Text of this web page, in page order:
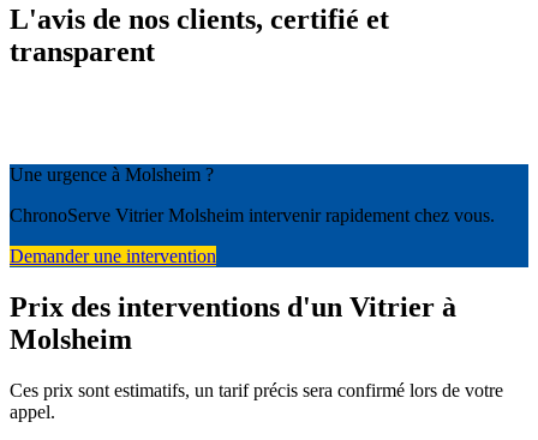
L'avis de nos clients, certifié et
transparent
Une urgence à Molsheim ?
ChronoServe Vitrier Molsheim intervenir rapidement chez vous.
Demander une intervention
Prix des interventions d'un Vitrier à
Molsheim
Ces prix sont estimatifs, un tarif précis sera confirmé lors de votre
appel.